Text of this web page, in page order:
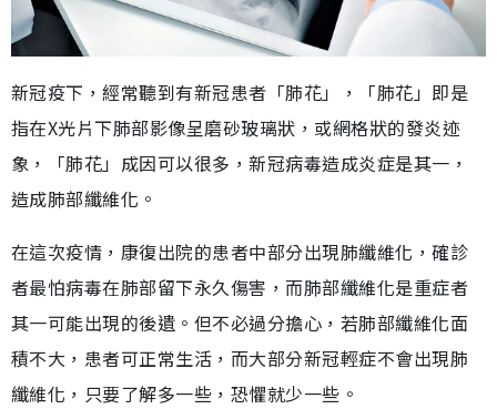
新冠疫下，經常聽到有新冠患者「肺花」，「肺花」即是
指在X光片下肺部影像呈磨砂玻璃狀，或網格狀的發炎迹
象，「肺花」成因可以很多，新冠病毒造成炎症是其一，
造成肺部纖維化。
在這次疫情，康復出院的患者中部分出現肺纖維化，確診
者最怕病毒在肺部留下永久傷害，而肺部纖維化是重症者
其一可能出現的後遺。但不必過分擔心，若肺部纖維化面
積不大，患者可正常生活，而大部分新冠輕症不會出現肺
纖維化，只要了解多一些，恐懼就少一些。